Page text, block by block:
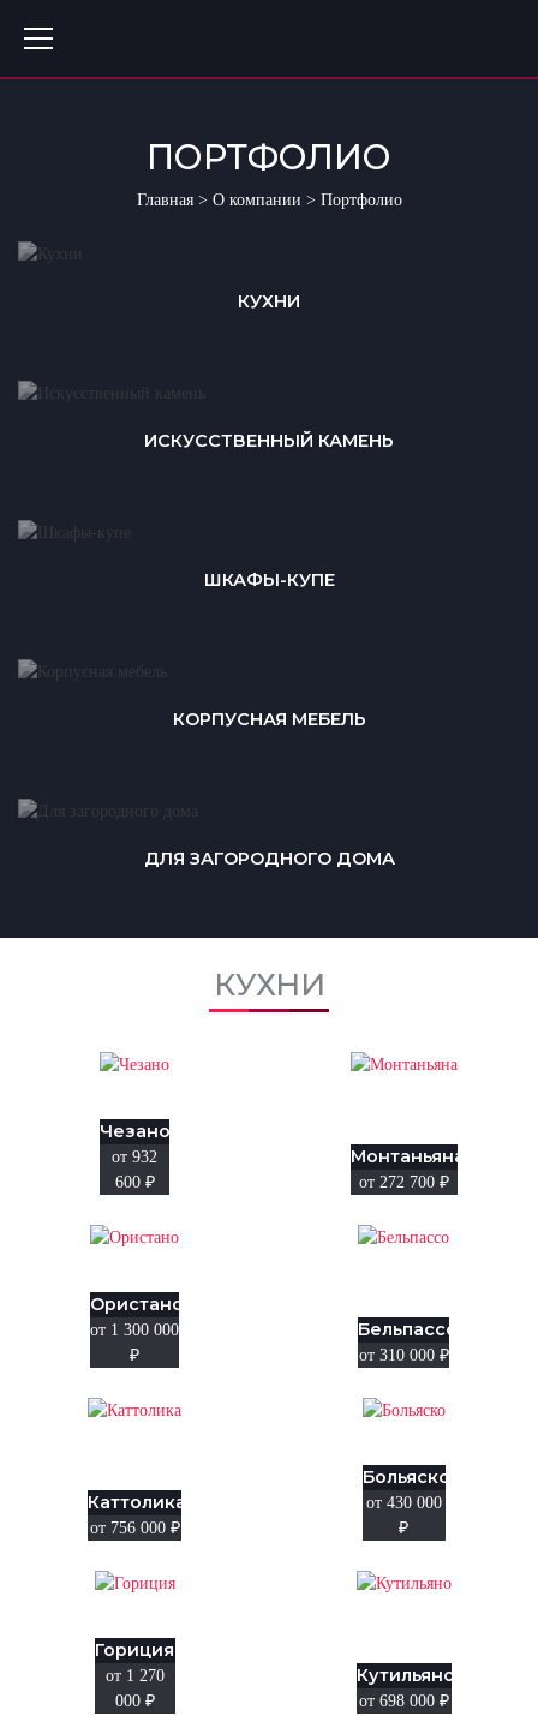
ПОРТФОЛИО
Главная> О компании > Портфолио
КУХНИ
ИСКУССТВЕННЫЙ КАМЕНЬ
ШКАФЫ-КУПЕ
КОРПУСНАЯ МЕБЕЛЬ
ДЛЯ ЗАГОРОДНОГО ДОМА
КУХНИ
Чезано
от 932
600 ₽
Монтаньяна
от 272 700 ₽
Ористано
от 1 300 000
₽
Бельпассо
от 310 000 ₽
Каттолика
от 756 000 ₽
Больяско
от 430 000
₽
Гориция
от 1 270
000 ₽
Кутильяно
от 698 000 ₽